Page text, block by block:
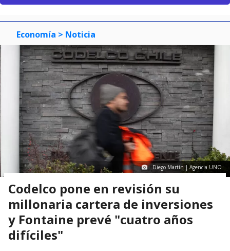
Economía > Noticia
Diego Martín | Agencia UNO
Codelco pone en revisión su
millonaria cartera de inversiones
y Fontaine prevé "cuatro años
difíciles"